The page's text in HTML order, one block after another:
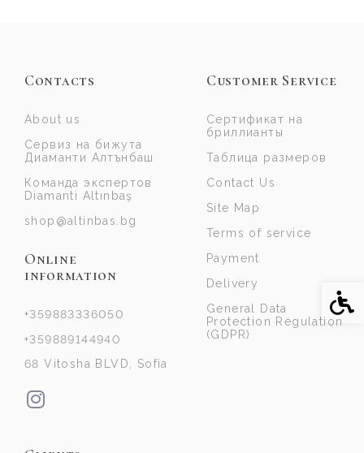
Contacts
About us
Сервиз на бижута
Диаманти Алтънбаш
Команда экспертов
Diamanti Altınbaş
shop@altinbas.bg
Online
information
+359883336050
+359889144940
68 Vitosha BLVD, Sofia
Customer Service
Сертификат на
бриллианты
Таблица размеров
Contact Us
Site Map
Terms of service
Payment
Delivery
General Data
Protection Regulation
(GDPR)